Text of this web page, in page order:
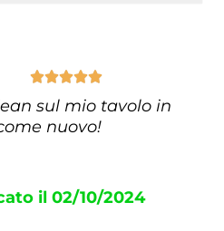

sul mio tavolo in
nuovo!
il 02/10/2024